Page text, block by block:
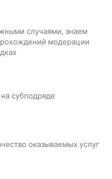
случаями, знаем
модерации
субподряде
оказываемых услуг